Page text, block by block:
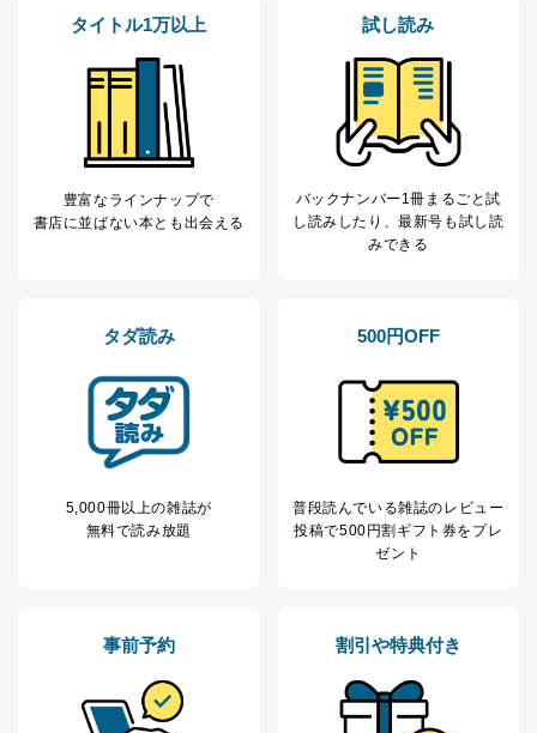
TEL：0570-200-223
FAX：03-5459-7073
cs@fujisan.co.jp
改訂：2025年2月20日
制定：2005年4月1日
株式会社富士山マガジンサービス
代表取締役会長 西野 伸一郎
個人情報の取扱いについて
用・提供・管理いたします。
東京都渋谷区南平台町16-11
株式会社富士山マガジンサービス
代表取締役会長 西野 伸一郎
個人情報保護管理者: 経営管理グループディレクター 前
田 嘉也
２．利用目的
当社が取り扱う開示対象個人情報の利用目的は次のとお
当社の定期購読サ
購入商品の配送のため
ｅメール等による商品、サービ
ス、キャンペーン等の広告の案内
タイトル1万以上
豊富なラインナップで
書店に並ばない本とも出会える
試し読み
バックナンバー1冊まるごと試
し読み したり、最新号も試し読
みできる
タダ読み
5,000冊以上の雑誌が
無料で読み放題
500円OFF
普段読んでいる雑誌のレビュー
投稿で500円割ギフト券をプレ
ゼント
事前予約 割引や特典付き